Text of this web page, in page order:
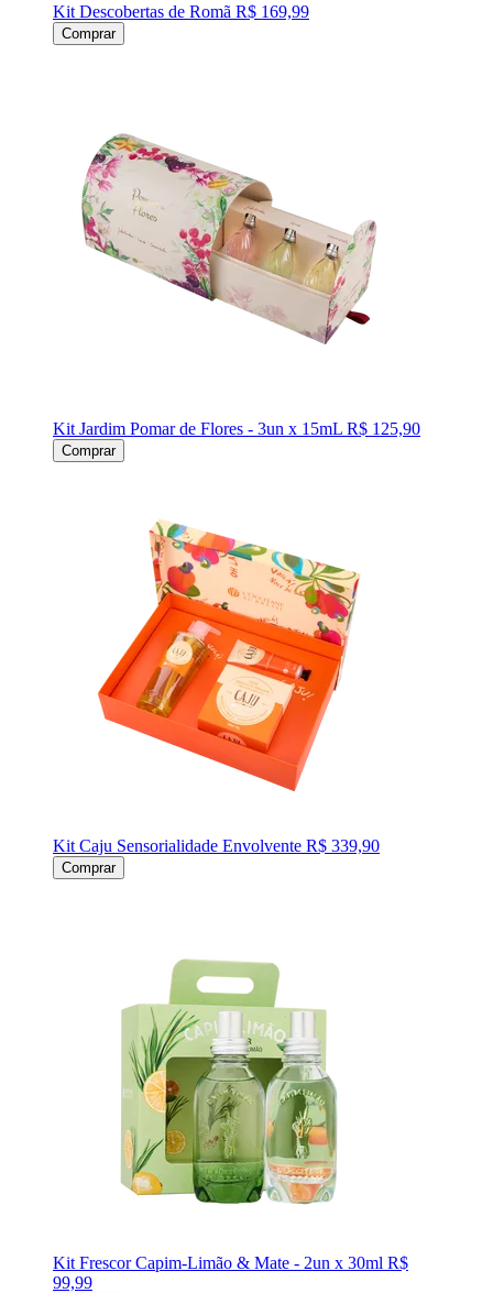
Kit Descobertas de Romã R$ 169,99
Comprar
Kit Jardim Pomar de Flores - 3un x 15mL R$ 125,90
Comprar
Kit Caju Sensorialidade Envolvente R$ 339,90
Comprar
Kit Frescor Capim-Limão & Mate - 2un x 30ml R$
99,99